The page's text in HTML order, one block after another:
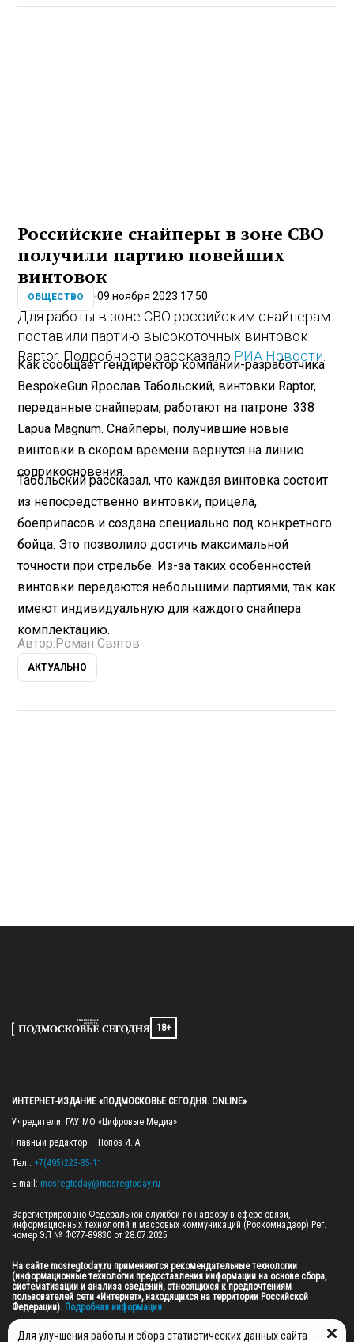
Российские снайперы в зоне СВО
получили партию новейших
винтовок
ОБЩЕСТВО 09 ноября 2023 17:50
Для работы в зоне СВО российским снайперам
поставили партию высокоточных винтовок
Raptor. Подробности рассказало РИА Новости
Как сообщает гендиректор компании-разработчика
BespokeGun Ярослав Табольский, винтовки Raptor,
переданные снайперам, работают на патроне .338
Lapua Magnum. Снайперы, получившие новые
винтовки в скором времени вернутся на линию
соприкосновения.
Табольский рассказал, что каждая винтовка состоит
из непосредственно винтовки, прицела,
боеприпасов и создана специально под конкретного
бойца. Это позволило достичь максимальной
точности при стрельбе. Из-за таких особенностей
винтовки передаются небольшими партиями, так как
имеют индивидуальную для каждого снайпера
комплектацию.
Автор:Роман Святов
АКТУАЛЬНО
18+
ИНТЕРНЕТ-ИЗДАНИЕ «ПОДМОСКОВЬЕ СЕГОДНЯ. ONLINE»
Учредители: ГАУ МО «Цифровые Медиа»
Главный редактор — Попов И. А.
Тел.: +7(495)223-35-11
E-mail: mosregtoday@mosregtoday.ru
Зарегистрировано Федеральной службой по надзору в сфере связи,
информационных технологий и массовых коммуникаций (Роскомнадзор) Рег.
номер ЭЛ № ФС77-89830 от 28.07.2025
На сайте mosregtoday.ru применяются рекомендательные технологии
(информационные технологии предоставления информации на основе сбора,
систематизации и анализа сведений, относящихся к предпочтениям
пользователей сети «Интернет», находящихся на территории Российской
Федерации). Подробная информация
© 2026 ПРАВА НА ВСЕ МАТЕРИАЛЫ САЙТА ПРИНАДЛЕЖАТ ГАУ МО "ЦИФРОВЫЕ
МЕДИА" (ОГРН: 1255000059467).
Для улучшения работы и сбора статистических данных сайта